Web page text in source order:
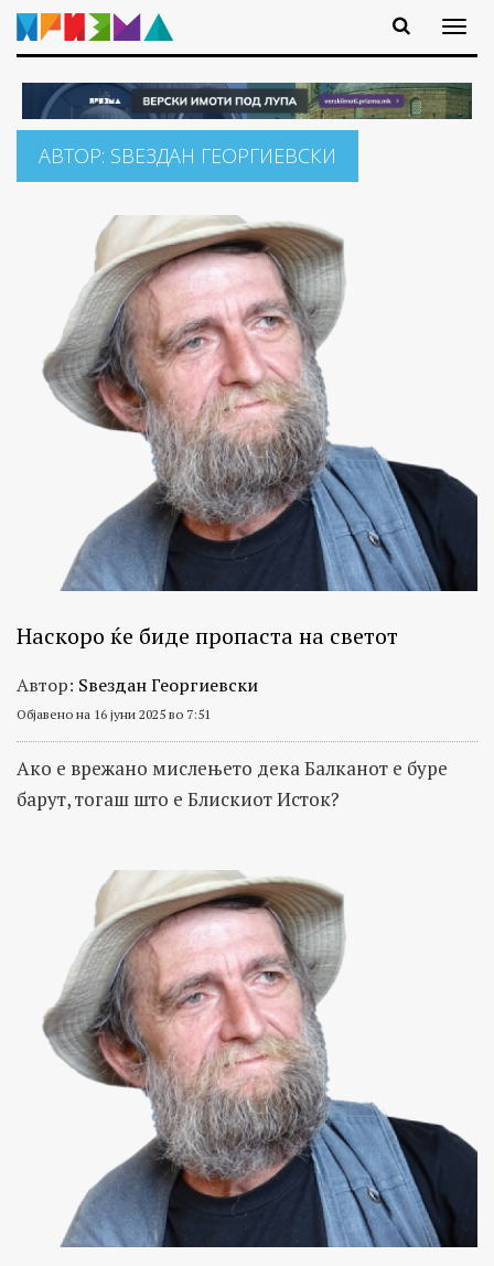
АВТОР: ЅВЕЗДАН ГЕОРГИЕВСКИ
Наскоро ќе биде пропаста на светот
Автор: Ѕвездан Георгиевски
Објавено на 16 јуни 2025 во 7:51
Ако е врежано мислењето дека Балканот е буре
барут, тогаш што е Блискиот Исток?